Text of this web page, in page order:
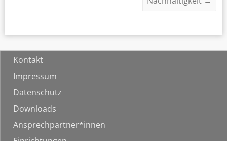
Kontakt
Impressum
Datenschutz
Downloads
Ansprechpartner*innen